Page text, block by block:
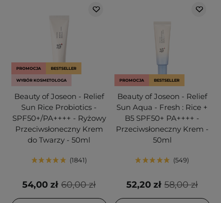
PROMOCJA BESTSELLER
WYBÓR KOSMETOLOGA
Beauty of Joseon - Relief
Sun Rice Probiotics -
SPF50+/PA++++ - Ryżowy
Przeciwsłoneczny Krem
do Twarzy - 50ml
1841
60,00 zł
54,00 zł
PROMOCJA BESTSELLER
Beauty of Joseon - Relief
Sun Aqua - Fresh : Rice +
B5 SPF50+ PA++++ -
Przeciwsłoneczny Krem -
50ml
549
58,00 zł
52,20 zł